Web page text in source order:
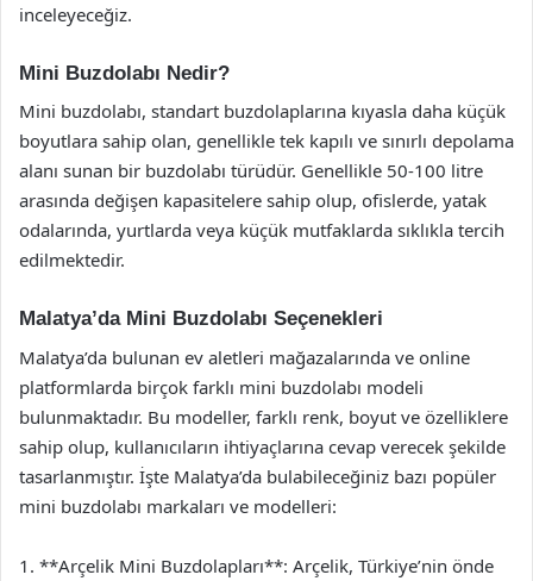
inceleyeceğiz.
Mini Buzdolabı Nedir?
Mini buzdolabı, standart buzdolaplarına kıyasla daha küçük
boyutlara sahip olan, genellikle tek kapılı ve sınırlı depolama
alanı sunan bir buzdolabı türüdür. Genellikle 50-100 litre
arasında değişen kapasitelere sahip olup, ofislerde, yatak
odalarında, yurtlarda veya küçük mutfaklarda sıklıkla tercih
edilmektedir.
Malatya’da Mini Buzdolabı Seçenekleri
Malatya’da bulunan ev aletleri mağazalarında ve online
platformlarda birçok farklı mini buzdolabı modeli
bulunmaktadır. Bu modeller, farklı renk, boyut ve özelliklere
sahip olup, kullanıcıların ihtiyaçlarına cevap verecek şekilde
tasarlanmıştır. İşte Malatya’da bulabileceğiniz bazı popüler
mini buzdolabı markaları ve modelleri:
1. **Arçelik Mini Buzdolapları**: Arçelik, Türkiye’nin önde